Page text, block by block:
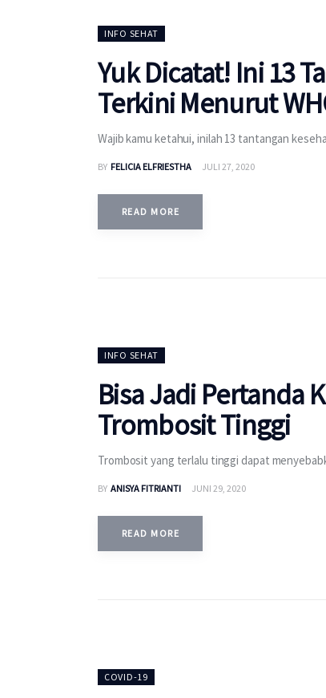
INFO SEHAT
Yuk Dicatat! Ini 13
Terkini Menurut
Wajib kamu ketahui, inilah 13 tantangan
BY FELICIA ELFRIESTHA JULI 27, 2020
READ MORE
INFO SEHAT
Bisa Jadi Pertanda
Trombosit Tinggi
Trombosit yang terlalu tinggi dapat
BY ANISYA FITRIANTI JUNI 29, 2020
READ MORE
COVID-19